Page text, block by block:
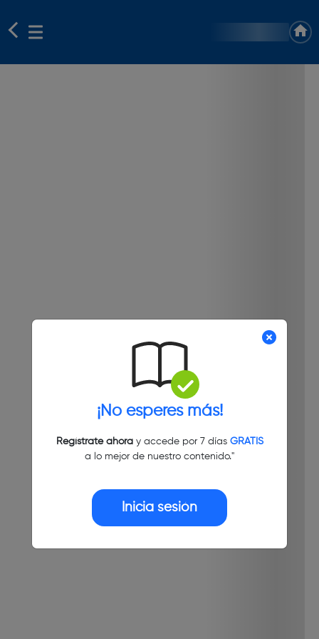
¡No esperes más!
Regístrate ahoray accede por 7 días GRATIS
a lo mejor de nuestro contenido."
Inicia sesión